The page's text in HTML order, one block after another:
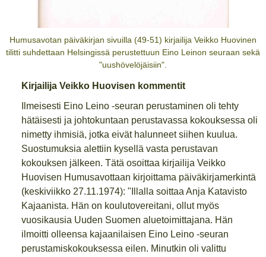
Humusavotan päiväkirjan sivuilla (49-51) kirjailija Veikko Huovinen
tilitti suhdettaan Helsingissä perustettuun Eino Leinon seuraan sekä
"uushövelöjäisiin".
Kirjailija Veikko Huovisen kommentit
Ilmeisesti Eino Leino -seuran perustaminen oli tehty
hätäisesti ja johtokuntaan perustavassa kokouksessa oli
nimetty ihmisiä, jotka eivät halunneet siihen kuulua.
Suostumuksia alettiin kysellä vasta perustavan
kokouksen jälkeen. Tätä osoittaa kirjailija Veikko
Huovisen Humusavottaan kirjoittama päiväkirjamerkintä
(keskiviikko 27.11.1974): "Illalla soittaa Anja Katavisto
Kajaanista. Hän on koulutovereitani, ollut myös
vuosikausia Uuden Suomen aluetoimittajana. Hän
ilmoitti olleensa kajaanilaisen Eino Leino -seuran
perustamiskokouksessa eilen. Minutkin oli valittu